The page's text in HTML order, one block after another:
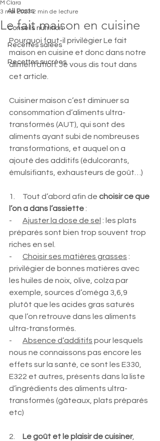
All Posts
Conseils nutrition
Recettes salées
Recettes sucrées
Le fait maison en cuisine
M Clara
3 mai 2023 2 min de lecture
Pourquoi faut-il privilégier Le fait
maison en cuisine et donc dans notre
alimentation. Je vous dis tout dans
cet article.
Cuisiner maison c’est diminuer sa
consommation d’aliments ultra-
transformés (AUT), qui sont des
aliments ayant subi de nombreuses
transformations, et auquel on a
ajouté des additifs (édulcorants,
émulsifiants, exhausteurs de goût…)
1.     Tout d’abord afin de choisir ce que
l’on a dans l’assiette :
- Ajuster la dose de sel : les plats
préparés sont bien trop souvent trop
riches en sel.
- Choisir ses matières grasses :
privilégier de bonnes matières avec
les huiles de noix, olive, colza par
exemple, sources d’oméga 3,6,9
plutôt que les acides gras saturés
que l’on retrouve dans les aliments
ultra-transformés.
- Absence d’additifs pour lesquels
nous ne connaissons pas encore les
effets sur la santé, ce sont les E330,
E322 et autres, présents dans la liste
d’ingrédients des aliments ultra-
transformés (gâteaux, plats préparés
etc)
2. Le goût et le plaisir de cuisiner,